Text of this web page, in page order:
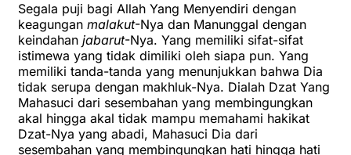
Segala puji bagi Allah Yang Menyendiri dengan
keagungan malakut-Nya dan Manunggal dengan
keindahan jabarut-Nya. Yang memiliki sifat-sifat
istimewa yang tidak dimiliki oleh siapa pun. Yang
memiliki tanda-tanda yang menunjukkan bahwa Dia
tidak serupa dengan makhluk-Nya. Dialah Dzat Yang
Mahasuci dari sesembahan yang membingungkan
akal hingga akal tidak mampu memahami hakikat
Dzat-Nya yang abadi, Mahasuci Dia dari
sesembahan yang membingungkan hati hingga hati